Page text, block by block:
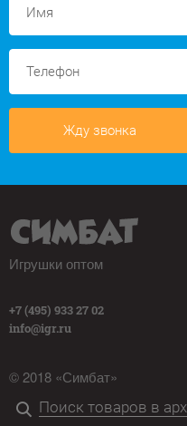
Жду звонка
Игрушки оптом
+7 (495) 933 27 02
info@igr.ru
© 2018 «Симбат»